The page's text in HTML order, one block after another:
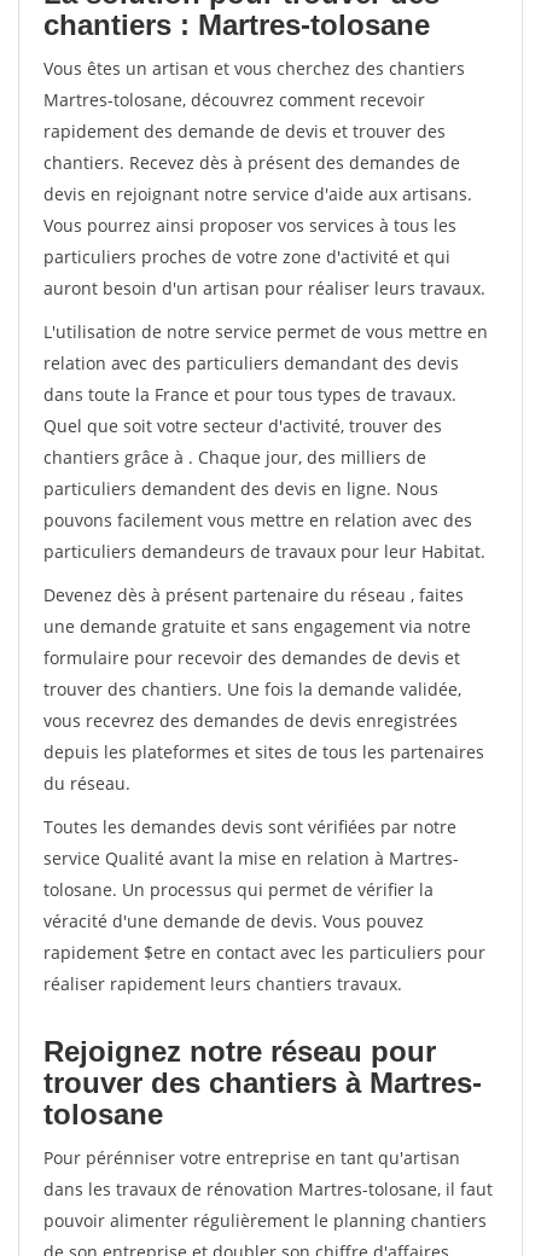
chantiers : Martres-tolosane
Vous êtes un artisan et vous cherchez des chantiers
Martres-tolosane, découvrez comment recevoir
rapidement des demande de devis et trouver des
chantiers. Recevez dès à présent des demandes de
devis en rejoignant notre service d'aide aux artisans.
Vous pourrez ainsi proposer vos services à tous les
particuliers proches de votre zone d'activité et qui
auront besoin d'un artisan pour réaliser leurs travaux.
L'utilisation de notre service permet de vous mettre en
relation avec des particuliers demandant des devis
dans toute la France et pour tous types de travaux.
Quel que soit votre secteur d'activité, trouver des
chantiers grâce à . Chaque jour, des milliers de
particuliers demandent des devis en ligne. Nous
pouvons facilement vous mettre en relation avec des
particuliers demandeurs de travaux pour leur Habitat.
Devenez dès à présent partenaire du réseau , faites
une demande gratuite et sans engagement via notre
formulaire pour recevoir des demandes de devis et
trouver des chantiers. Une fois la demande validée,
vous recevrez des demandes de devis enregistrées
depuis les plateformes et sites de tous les partenaires
du réseau.
Toutes les demandes devis sont vérifiées par notre
service Qualité avant la mise en relation à Martres-
tolosane. Un processus qui permet de vérifier la
véracité d'une demande de devis. Vous pouvez
rapidement $etre en contact avec les particuliers pour
réaliser rapidement leurs chantiers travaux.
Rejoignez notre réseau pour
trouver des chantiers à Martres-
tolosane
Pour pérénniser votre entreprise en tant qu'artisan
dans les travaux de rénovation Martres-tolosane, il faut
pouvoir alimenter régulièrement le planning chantiers